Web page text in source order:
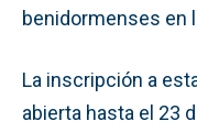
benidormenses en
La inscripción a
abierta hasta el 23